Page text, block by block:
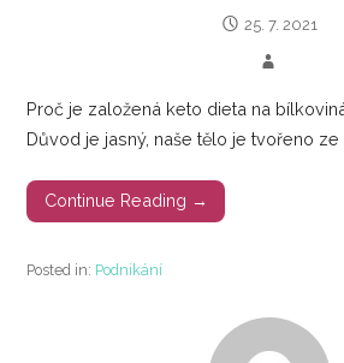
25. 7. 2021
Proč je založená keto dieta na
Důvod je jasný, naše tělo je tvořeno ze
Continue Reading →
Posted in: Podnikání